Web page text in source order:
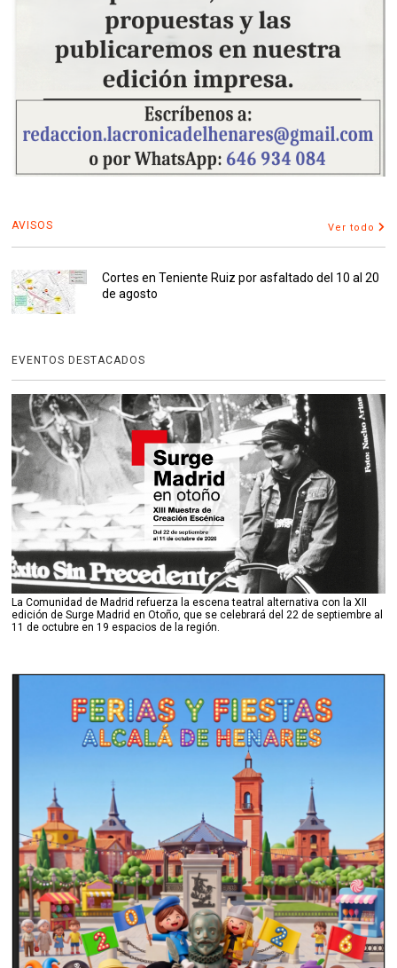
AVISOS Ver todo
Cortes en Teniente Ruiz por asfaltado del 10 al 20
de agosto
EVENTOS DESTACADOS
La Comunidad de Madrid refuerza la escena teatral alternativa con la XII
edición de Surge Madrid en Otoño, que se celebrará del 22 de septiembre al
11 de octubre en 19 espacios de la región.